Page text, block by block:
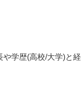
学歴(高校/大学)と経